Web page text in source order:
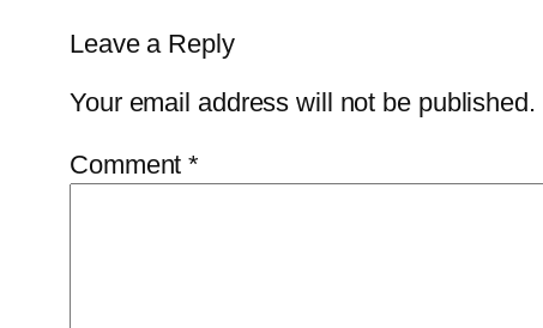
Leave a Reply
Your email address will not be published.
Comment*